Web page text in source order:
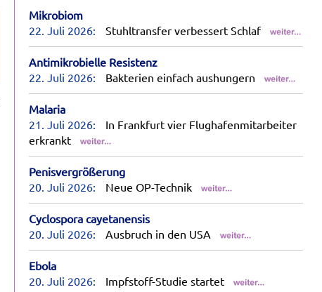
Mikrobiom
22. Juli 2026:
Stuhltransfer verbessert Schlaf
Antimikrobielle Resistenz
22. Juli 2026:
Bakterien einfach aushungern
Malaria
21. Juli 2026:
In Frankfurt vier Flughafenmitarbeiter
erkrankt
Penisvergrößerung
20. Juli 2026:
Neue OP-Technik
Cyclospora cayetanensis
20. Juli 2026:
Ausbruch in den USA
Ebola
20. Juli 2026:
Impfstoff-Studie startet